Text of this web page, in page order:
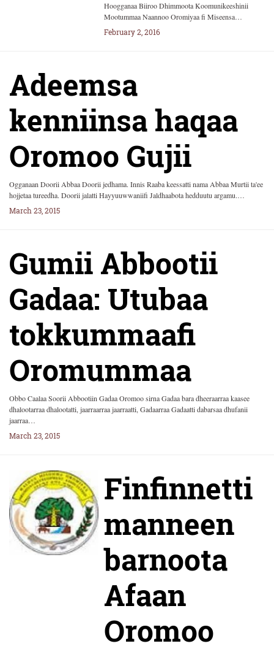
Hoogganaa Biiroo Dhimmoota Koomunikeeshinii
Mootummaa Naannoo Oromiyaa fi Miseensa…
February 2, 2016
Adeemsa
kenniinsa haqaa
Oromoo Gujii
Ogganaan Doorii Abbaa Doorii jedhama. Innis Raaba keessatti nama Abbaa Murtii ta'ee
hojjetaa tureedha. Doorii jalatti Hayyuuwwaniifi Jaldhaabota hedduutu argamu.…
March 23, 2015
Gumii Abbootii
Gadaa: Utubaa
tokkummaafi
Oromummaa
Obbo Caalaa Soorii Abbootiin Gadaa Oromoo sirna Gadaa bara dheeraarraa kaasee
dhalootarraa dhalootatti, jaarraarraa jaarraatti, Gadaarraa Gadaatti dabarsaa dhufanii
jaarraa…
March 23, 2015
Finfinnetti
manneen
barnoota
Afaan
Oromoo